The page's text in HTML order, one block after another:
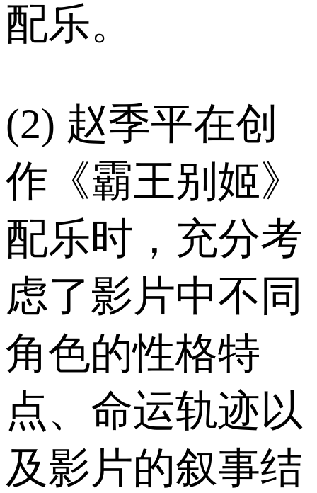
配乐。
(2) 赵季平在创
作《霸王别姬》
配乐时，充分考
虑了影片中不同
角色的性格特
点、命运轨迹以
及影片的叙事结